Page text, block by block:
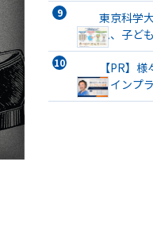
東京科学
ム、子ど
口腔機能
すると発
【PR】
るインプ
開催